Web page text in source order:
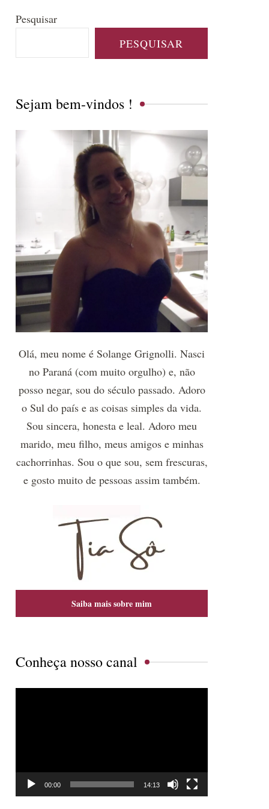
Pesquisar
PESQUISAR
Sejam bem-vindos !
Olá, meu nome é Solange Grignolli. Nasci
no Paraná (com muito orgulho) e, não
posso negar, sou do século passado. Adoro
o Sul do país e as coisas simples da vida.
Sou sincera, honesta e leal. Adoro meu
marido, meu filho, meus amigos e minhas
cachorrinhas. Sou o que sou, sem frescuras,
e gosto muito de pessoas assim também.
Saiba mais sobre mim
Conheça nosso canal
00:00 14:13